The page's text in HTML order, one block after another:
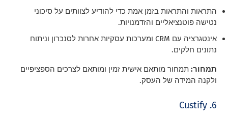
התראות והתראות בזמן אמת כדי להודיע לצוותים על סיכוני
נטישה פוטנציאליים והזדמנויות.
אינטגרציה עם CRM ומערכות עסקיות אחרות לסנכרון וניתוח
נתונים חלקים.
תמחור: תמחור מותאם אישית זמין ומותאם לצרכים הספציפיים
ולקנה המידה של העסק.
6. Custify